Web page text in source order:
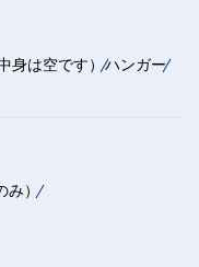
身は空です）ハンガー
み）